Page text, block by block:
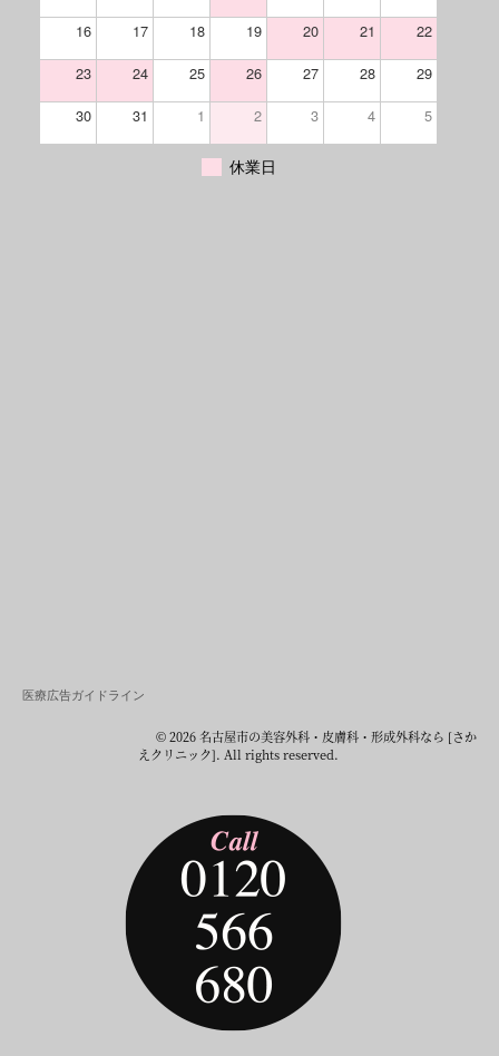
16
17 18 19 20 21
22
23
24 25 26 27 28
29
30
31 1 2 3 4 5
休業日
医療広告ガイドライン
© 2026 名古屋市の美容外科・皮膚科・形成外科なら [さか
えクリニック]. All rights reserved.